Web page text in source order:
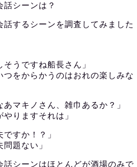
話シーンは？
話するシーンを調査してみました
うですね船長さん」
つをからかうのはおれの楽しみな
マキノさん、雑巾あるか？」
りますそれは」
すか！？」
題ない」
話シーンはほとんどが酒場のみで